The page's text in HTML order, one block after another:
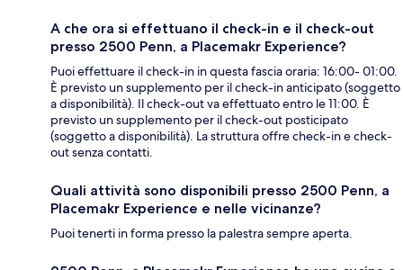
A che ora si effettuano il check-in e il check-out
presso 2500 Penn, a Placemakr Experience?
Puoi effettuare il check-in in questa fascia oraria: 16:00- 01:00.
È previsto un supplemento per il check-in anticipato (soggetto
a disponibilità). Il check-out va effettuato entro le 11:00. È
previsto un supplemento per il check-out posticipato
(soggetto a disponibilità). La struttura offre check-in e check-
out senza contatti.
Quali attività sono disponibili presso 2500 Penn, a
Placemakr Experience e nelle vicinanze?
Puoi tenerti in forma presso la palestra sempre aperta.